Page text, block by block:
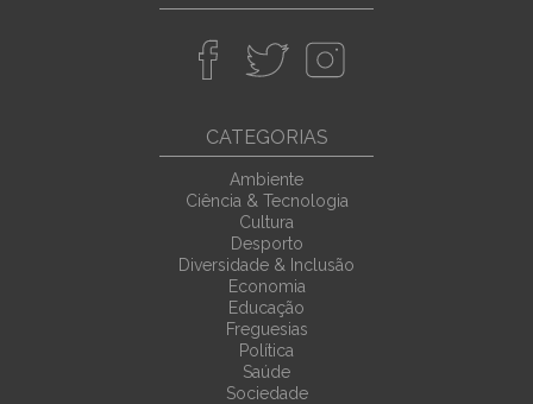
CATEGORIAS
Ambiente
Ciência & Tecnologia
Cultura
Desporto
Diversidade & Inclusão
Economia
Educação
Freguesias
Política
Saúde
Sociedade